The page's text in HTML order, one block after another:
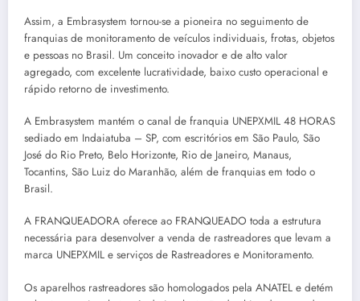
Assim, a Embrasystem tornou-se a pioneira no seguimento de
franquias de monitoramento de veículos individuais, frotas, objetos
e pessoas no Brasil. Um conceito inovador e de alto valor
agregado, com excelente lucratividade, baixo custo operacional e
rápido retorno de investimento.
A Embrasystem mantém o canal de franquia UNEPXMIL 48 HORAS
sediado em Indaiatuba – SP, com escritórios em São Paulo, São
José do Rio Preto, Belo Horizonte, Rio de Janeiro, Manaus,
Tocantins, São Luiz do Maranhão, além de franquias em todo o
Brasil.
A FRANQUEADORA oferece ao FRANQUEADO toda a estrutura
necessária para desenvolver a venda de rastreadores que levam a
marca UNEPXMIL e serviços de Rastreadores e Monitoramento.
Os aparelhos rastreadores são homologados pela ANATEL e detém